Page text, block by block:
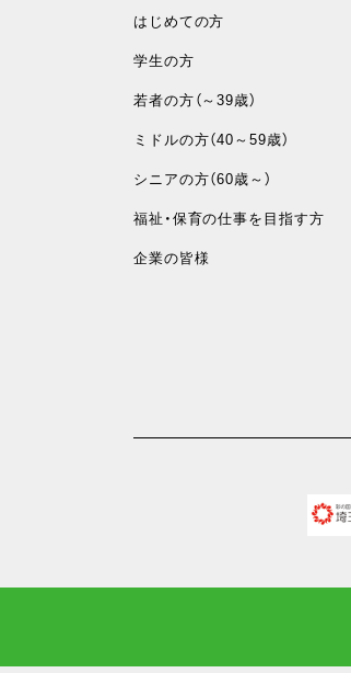
はじめての方
学生の方
若者の方（～39歳）
ミドルの方（40～59歳）
シニアの方（60歳～）
福祉・保育の仕事を目指す方
企業の皆様